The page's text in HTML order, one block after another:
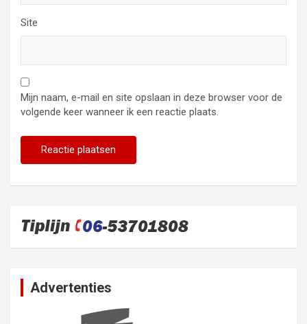
Site
Mijn naam, e-mail en site opslaan in deze browser voor de
volgende keer wanneer ik een reactie plaats.
Advertenties